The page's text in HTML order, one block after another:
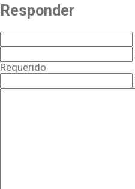
Responder
Requerido